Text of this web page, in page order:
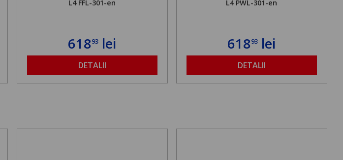
L4 FFL-301-en
61893 lei
DETALII
L4 PWL-301-en
61893 lei
DETALII